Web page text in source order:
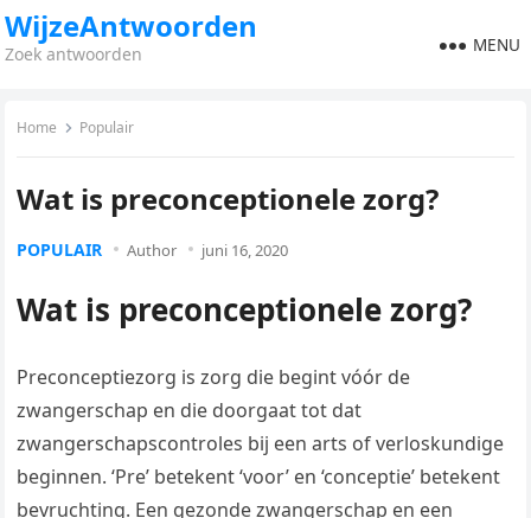
WijzeAntwoorden
Zoek antwoorden MENU
Home Populair
Wat is preconceptionele zorg?
POPULAIR Author juni 16, 2020
Wat is preconceptionele zorg?
Preconceptiezorg is zorg die begint vóór de
zwangerschap en die doorgaat tot dat
zwangerschapscontroles bij een arts of verloskundige
beginnen. ‘Pre’ betekent ‘voor’ en ‘conceptie’ betekent
bevruchting. Een gezonde zwangerschap en een